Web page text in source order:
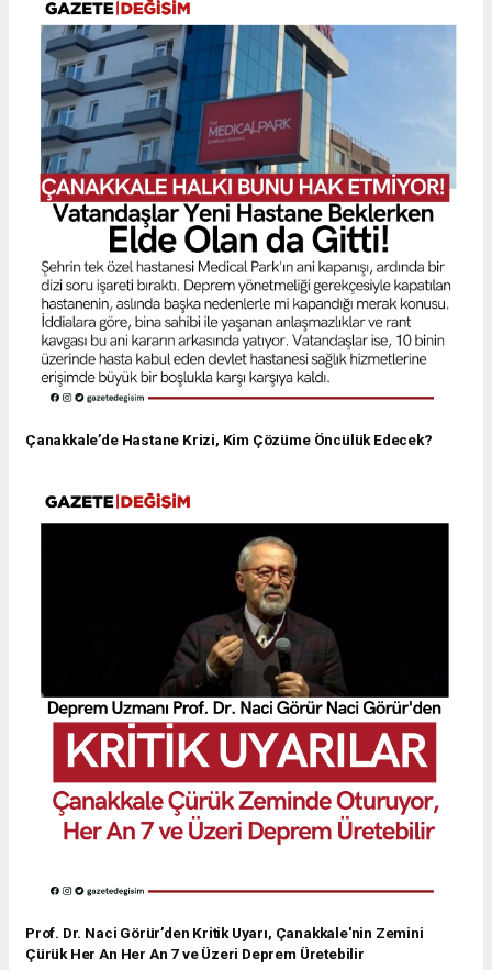
Çanakkale’de Hastane Krizi, Kim Çözüme Öncülük Edecek?
Prof. Dr. Naci Görür’den Kritik Uyarı, Çanakkale'nin Zemini
Çürük Her An Her An 7 ve Üzeri Deprem Üretebilir